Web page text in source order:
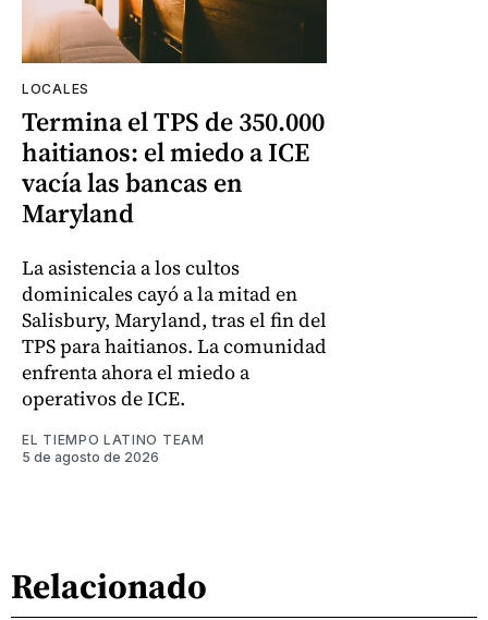
LOCALES
Termina el TPS de 350.000
haitianos: el miedo a ICE
vacía las bancas en
Maryland
La asistencia a los cultos
dominicales cayó a la mitad en
Salisbury, Maryland, tras el fin del
TPS para haitianos. La comunidad
enfrenta ahora el miedo a
operativos de ICE.
EL TIEMPO LATINO TEAM
5 de agosto de 2026
Relacionado